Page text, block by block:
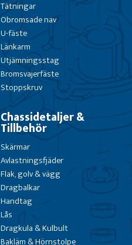
Tätningar
Obromsade nav
U-fäste
Länkarm
Utjämningsstag
Bromsvajerfäste
Stoppskruv
Chassidetaljer &
Tillbehör
Skärmar
Avlastningsfjäder
Flak, golv & vägg
Dragbalkar
Handtag
Lås
Dragkula & Kulbult
Bakläm & Hörnstolpe